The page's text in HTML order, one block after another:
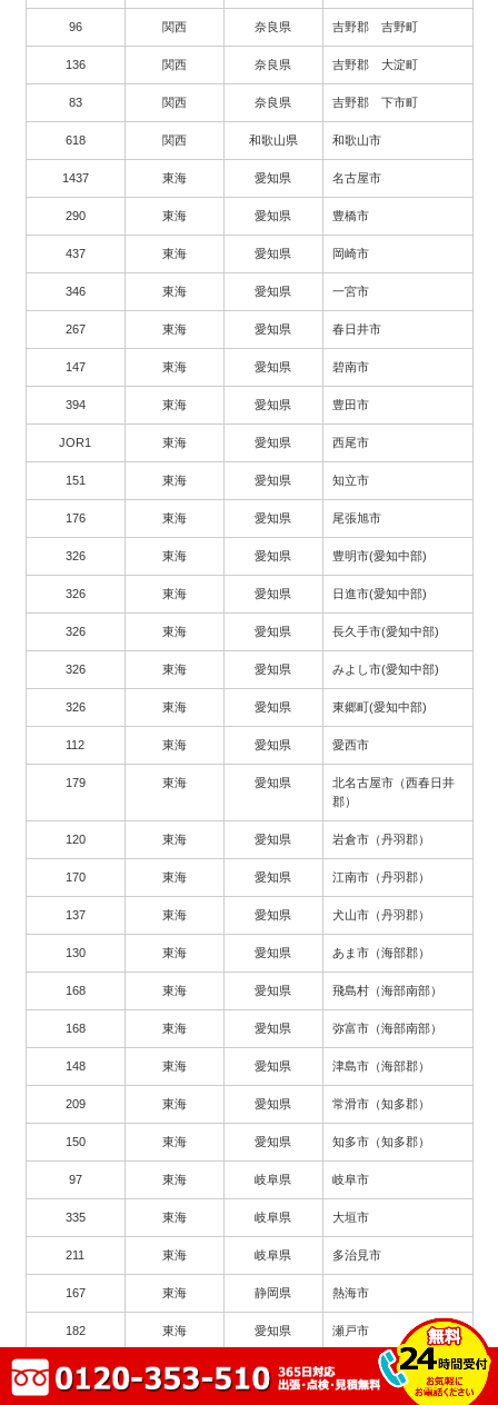
96 関西 奈良県 吉野郡 吉野町
136 関西 奈良県 吉野郡 大淀町
83 関西 奈良県 吉野郡 下市町
618 関西 和歌山県 和歌山市
1437 東海 愛知県 名古屋市
290 東海 愛知県 豊橋市
437 東海 愛知県 岡崎市
346 東海 愛知県 一宮市
267 東海 愛知県 春日井市
147 東海 愛知県 碧南市
394 東海 愛知県 豊田市
JOR1 東海 愛知県 西尾市
151 東海 愛知県 知立市
176 東海 愛知県 尾張旭市
326 東海 愛知県 豊明市(愛知中部)
326 東海 愛知県 日進市(愛知中部)
326 東海 愛知県 長久手市(愛知中部)
326 東海 愛知県 みよし市(愛知中部)
326 東海 愛知県 東郷町(愛知中部)
112 東海 愛知県 愛西市
179 東海 愛知県
北名古屋市（西春日井
郡）
120 東海 愛知県 岩倉市（丹羽郡）
170 東海 愛知県 江南市（丹羽郡）
137 東海 愛知県 犬山市（丹羽郡）
130 東海 愛知県 あま市（海部郡）
168 東海 愛知県 飛島村（海部南部）
168 東海 愛知県 弥富市（海部南部）
148 東海 愛知県 津島市（海部郡）
209 東海 愛知県 常滑市（知多郡）
150 東海 愛知県 知多市（知多郡）
97 東海 岐阜県 岐阜市
335 東海 岐阜県 大垣市
211 東海 岐阜県 多治見市
167 東海 静岡県 熱海市
182 東海 愛知県 瀬戸市
263 東海 愛知県 豊川市